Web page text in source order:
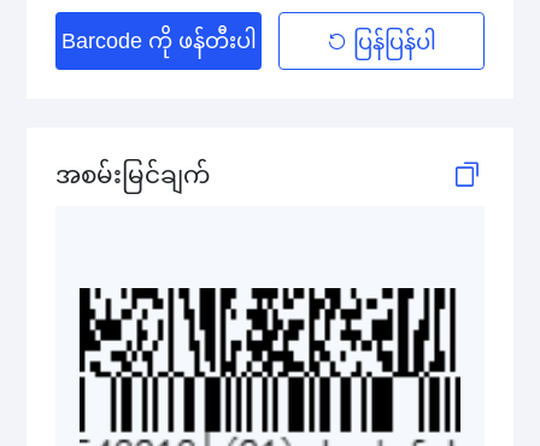
GS1 DataBar Stacked Composite
GS1 DataBar Stacked Omnidirectional Composite
Medical Device Codes
2D Codes
Barcode ကို ဖန်တီးပါ ပြန်ပြန်ပါ
အစမ်းမြင်ချက်